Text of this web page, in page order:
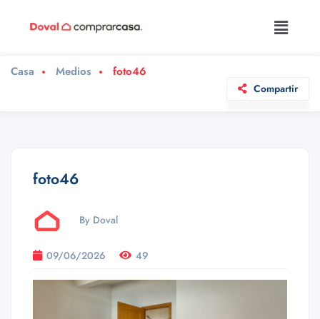
Casa Medios foto46
Compartir
foto46
By Doval
09/06/2026 49